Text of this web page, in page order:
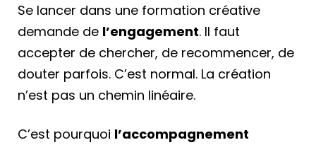
Se lancer dans une formation créative
demande de l’engagement. Il faut
accepter de chercher, de recommencer, de
douter parfois. C’est normal. La création
n’est pas un chemin linéaire.
C’est pourquoi l’accompagnement